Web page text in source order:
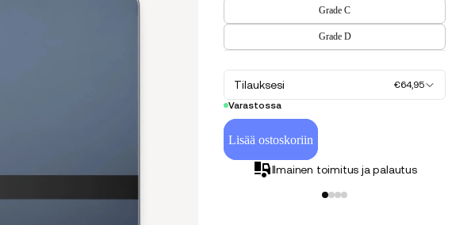
Grade C
Grade D
Tilauksesi
€64,95
Varastossa
Lisää ostoskoriin
Ilmainen toimitus ja palautus